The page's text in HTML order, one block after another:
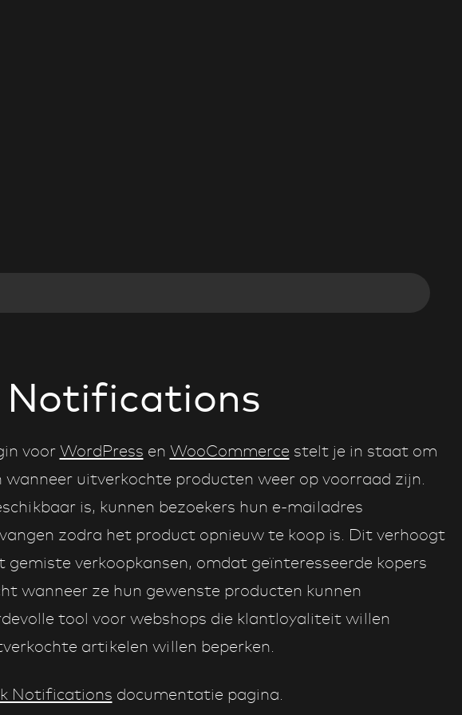
Notifications
voor WordPress en WooCommerce stelt je in staat om
uitverkochte producten weer op voorraad zijn.
is, kunnen bezoekers hun e-mailadres
zodra het product opnieuw te koop is. Dit verhoogt
verkoopkansen, omdat geïnteresseerde kopers
wanneer ze hun gewenste producten kunnen
tool voor webshops die klantloyaliteit willen
artikelen willen beperken.
Notifications documentatie pagina.